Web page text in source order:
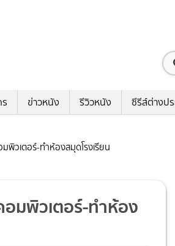
ข่าวหนัง รีวิวหนัง ซีรีส์ต่างปร
วเตอร์-ทำห้องสมุดโรงเรียน
มพิวเตอร์-ทำห้อง